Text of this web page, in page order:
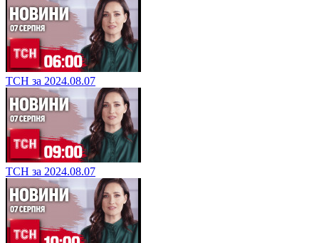
ТСН за 2024.08.07
ТСН за 2024.08.07